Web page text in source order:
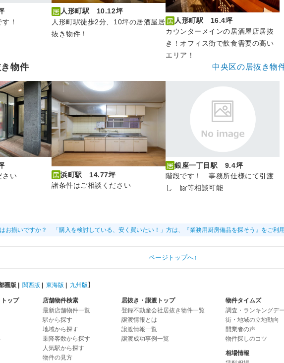
！
人形町駅 10.12坪
人形町駅徒歩2分、10坪の居酒屋居
抜き物件！
人形町駅 16.4坪
カウンターメインの居酒屋店居抜
き！オフィス街で飲食需要の高い
エリア！
物件 中央区の居抜き物
さい
浜町駅 14.77坪
諸条件はご相談ください
銀座一丁目駅 9.4坪
階段です！ 事務所仕様にて引渡
し ㍴等相談可能
お揃いですか？ 「購入を検討している、安く買いたい！」方は、『業務用厨房備品を探そう』をご利
ページトップへ↑
圏版 関西版 東海版 九州版 】
トップ
店舗物件検索
最新店舗物件一覧
駅から探す
地域から探す
乗降客数から探す
人気駅から探す
物件の見方
居抜き・譲渡トップ
登録不動産会社居抜き物件一覧
譲渡情報とは
譲渡情報一覧
譲渡成功事例一覧
物件タイムズ
調査・ランキングデ
街・地域の立地動向
開業者の声
物件探しのコツ
相場情報